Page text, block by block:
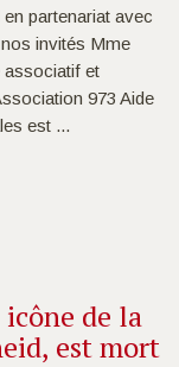
partenariat avec
invités Mme
associatif et
973 Aide
est ...
de la
est mort